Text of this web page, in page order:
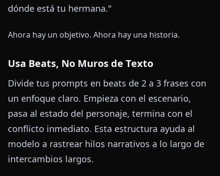
dónde está tu hermana."
Ahora hay un objetivo. Ahora hay una historia.
Usa Beats, No Muros de Texto
Divide tus prompts en beats de 2 a 3 frases con
un enfoque claro. Empieza con el escenario,
pasa al estado del personaje, termina con el
conflicto inmediato. Esta estructura ayuda al
modelo a rastrear hilos narrativos a lo largo de
intercambios largos.